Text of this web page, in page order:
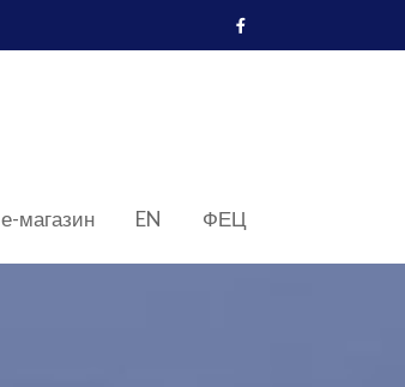
е-магазин EN ФЕЦ